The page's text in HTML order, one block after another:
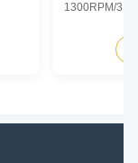
1300RPM/
Type
TEAO